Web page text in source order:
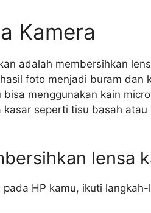
Kamera
adalah membersihkan
foto menjadi buram dan
menggunakan kain
seperti tisu basah atau
lensa
HP kamu, ikuti